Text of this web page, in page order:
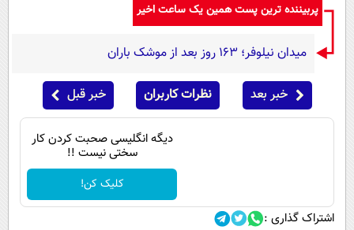
پربیننده ترین پست همین یک ساعت اخیر
میدان نیلوفر؛ ۱۶۳ روز بعد از موشک باران
خبر بعد نظرات کاربران خبر قبل
دیگه انگلیسی صحبت کردن کار
سختی نیست !!
کلیک کن!
اشتراک گذاری :